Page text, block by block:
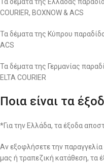
Τα δέματα της Ελλάδας
COURIER, BOXNOW & ACS
Τα δέματα της Κύπρου
ACS
Τα δέματα της Γερμανίας
ELTA COURIER
Ποια είναι τα
*Για την Ελλάδα, τα έξοδα
Αν εξοφλήσετε την
μας ή τραπεζική κατάθεση, τα